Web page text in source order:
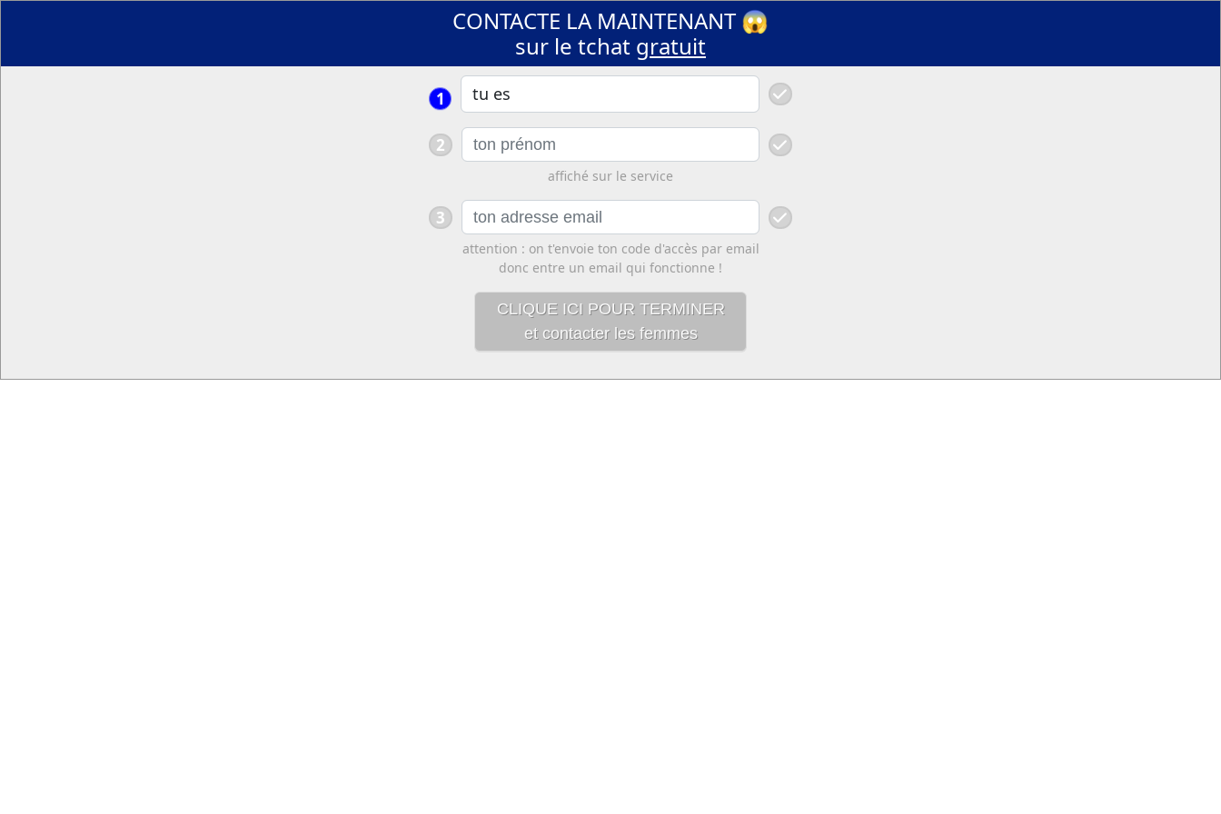
CONTACTE LA MAINTENANT 😱
sur le tchat gratuit
1
2
affiché sur le service
3
attention : on t'envoie ton code d'accès par email
donc entre un email qui fonctionne !
CLIQUE ICI POUR TERMINER
et contacter les femmes